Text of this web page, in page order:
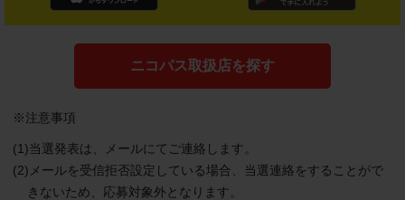
ニコパス取扱店を探す
※注意事項
(1)当選発表は、メールにてご連絡します。
(2)メールを受信拒否設定している場合、当選連絡をすることがで
きないため、応募対象外となります。